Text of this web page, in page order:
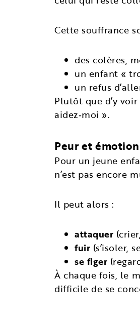
Cette souffrance
des colères,
un enfant «
un refus
Plutôt que d’y
aidez‑moi ».
Peur et
Pour un jeune
n’est pas encore
Il peut alors :
attaquer
fuir (s’isoler,
se figer
À chaque fois, le
difficile de se